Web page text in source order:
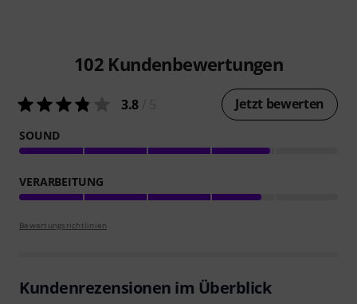
102 Kundenbewertungen
3.8 Jetzt bewerten
SOUND
VERARBEITUNG
Bewertungsrichtlinien
Kundenrezensionen im Überblick